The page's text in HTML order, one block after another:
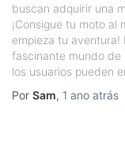
buscan adquirir una
¡Consigue tu moto al
empieza tu aventura!
fascinante mundo de
los usuarios pueden
Por Sam, 1 ano atrás